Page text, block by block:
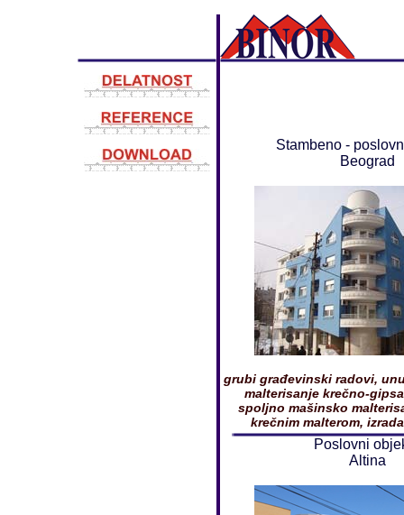
Stambeno -
Beograd
grubi građevinski radovi,
malterisanje krečno-
spoljno mašinsko
krečnim malterom,
Poslovni
Altina